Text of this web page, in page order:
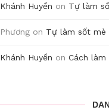
Khánh Huyền on Tự làm
Phương on Tự làm sốt mè
Khánh Huyền on Cách làm